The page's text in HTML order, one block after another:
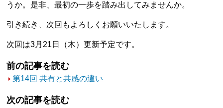
うか。是非、最初の一歩を踏み出してみませんか。
引き続き、次回もよろしくお願いいたします。
次回は3月21日（木）更新予定です。
前の記事を読む
第14回 共有と共感の違い
次の記事を読む